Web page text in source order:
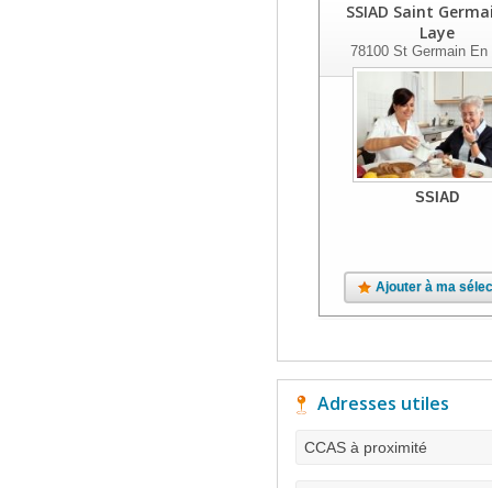
SSIAD Saint
Laye
78100 St Germain En
SSIAD
Ajouter à ma
Adresses utiles
CCAS à proximité